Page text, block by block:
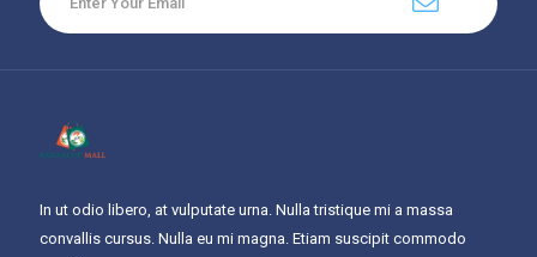
In ut odio libero, at vulputate urna. Nulla tristique mi a massa
convallis cursus. Nulla eu mi magna. Etiam suscipit commodo